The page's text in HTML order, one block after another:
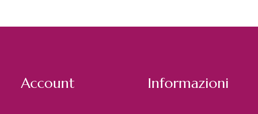
Account Informazioni